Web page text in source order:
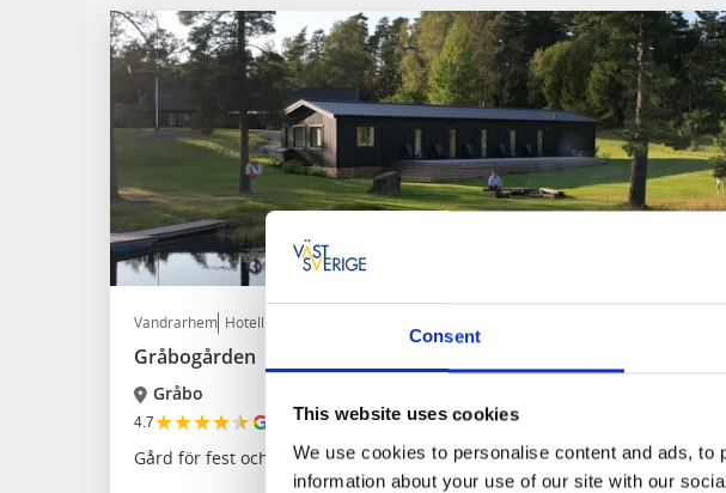
Consent
This website uses cookies
We use cookies to personalise content and ads,
information about your use of our site with our
Vandrarhem Hotell
Gråbogården
Gråbo
4.7★★★★★ (102)
Gård för fest och konferens med övernattning vid mysig badsjö